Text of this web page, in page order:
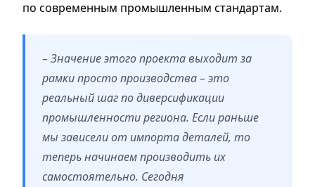
по современным промышленным стандартам.
– Значение этого проекта выходит за
рамки просто производства – это
реальный шаг по диверсификации
промышленности региона. Если раньше
мы зависели от импорта деталей, то
теперь начинаем производить их
самостоятельно. Сегодня